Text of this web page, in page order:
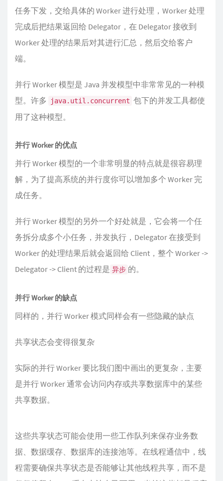
任务下发，交给具体的 Worker 进行处理，Worker 处理
完成后把结果返回给 Delegator，在 Delegator 接收到
Worker 处理的结果后对其进行汇总，然后交给客户
端。
并行 Worker 模型是 Java 并发模型中非常常见的一种模
型。许多
java.util.concurrent 包下的并发工具都使
用了这种模型。
并行 Worker 的优点
并行 Worker 模型的一个非常明显的特点就是很容易理
解，为了提高系统的并行度你可以增加多个 Worker 完
成任务。
并行 Worker 模型的另外一个好处就是，它会将一个任
务拆分成多个小任务，并发执行，Delegator 在接受到
Worker 的处理结果后就会返回给 Client，整个 Worker ->
Delegator -> Client 的过程是 异步 的。
并行 Worker 的缺点
同样的，并行 Worker 模式同样会有一些隐藏的缺点
共享状态会变得很复杂
实际的并行 Worker 要比我们图中画出的更复杂，主要
是并行 Worker 通常会访问内存或共享数据库中的某些
共享数据。
这些共享状态可能会使用一些工作队列来保存业务数
据、数据缓存、数据库的连接池等。在线程通信中，线
程需要确保共享状态是否能够让其他线程共享，而不是